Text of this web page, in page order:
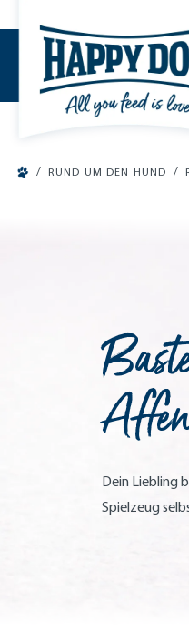
/ RUND UM DEN HUND /
Dein Liebling
Spielzeug